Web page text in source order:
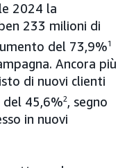
2024 la
233 milioni di
del 73,9%1
Ancora più
di nuovi clienti
del 45,6%2, segno
in nuovi